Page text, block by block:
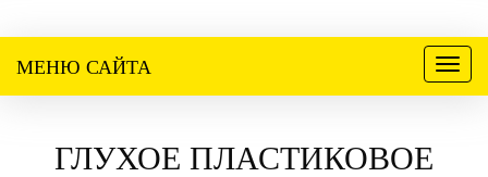
Меню
МЕНЮ САЙТА
ГЛУХОЕ ПЛАСТИКОВОЕ